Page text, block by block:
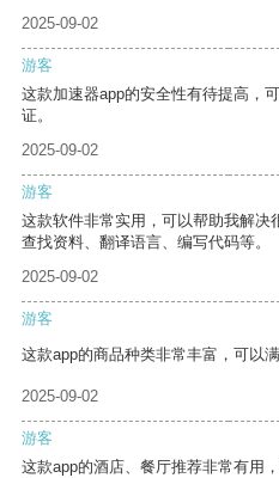
2025-09-02
游客
这款加速器app的安全性有待提高，
证。
2025-09-02
游客
这款软件非常实用，可以帮助我解决
查找资料、翻译语言、编写代码等。
2025-09-02
游客
这款app的商品种类非常丰富，可以
2025-09-02
游客
这款app的酒店、餐厅推荐非常有用